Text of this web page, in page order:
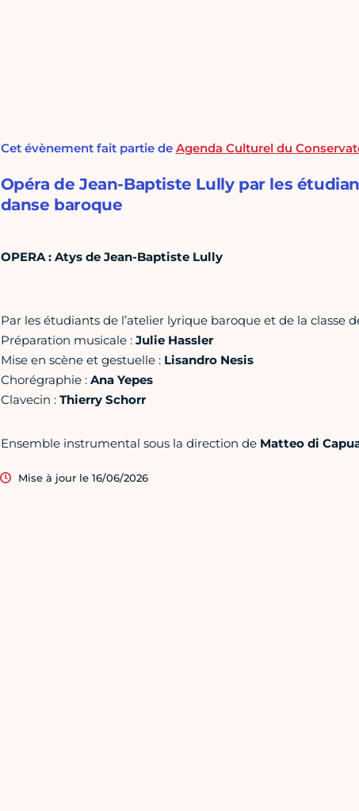
Cet évènement fait partie de Agenda Culturel du
Opéra de Jean-Baptiste Lully par les
danse baroque
OPERA : Atys de Jean-Baptiste Lully
Par les étudiants de l’atelier lyrique baroque et de la classe
Préparation musicale : Julie Hassler
Mise en scène et gestuelle : Lisandro Nesis
Chorégraphie : Ana Yepes
Clavecin : Thierry Schorr
Ensemble instrumental sous la direction de Matteo di
Mise à jour le 16/06/2026